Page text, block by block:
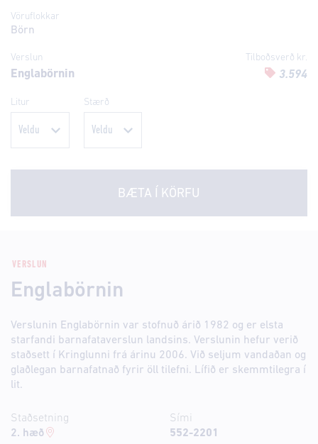
Vöruflokkar
Börn
Verslun Tilboðsverð kr.
Englabörnin 3.594
Litur Stærð
BÆTA Í KÖRFU
VERSLUN
Englabörnin
Verslunin Englabörnin var stofnuð árið 1982 og er elsta
starfandi barnafataverslun landsins. Verslunin hefur verið
staðsett í Kringlunni frá árinu 2006. Við seljum vandaðan og
glaðlegan barnafatnað fyrir öll tilefni. Lífið er skemmtilegra í
lit.
Staðsetning
2. hæð
Sími
552-2201